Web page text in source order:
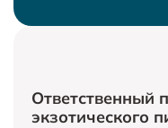
Ответственный
экзотического